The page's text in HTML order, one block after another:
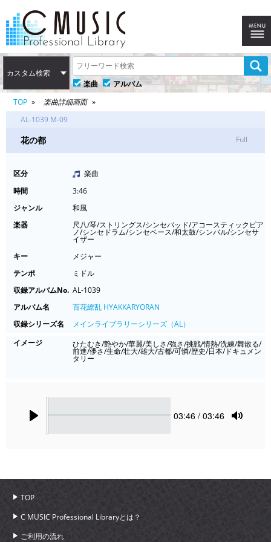
カスタム検索
楽曲
アルバム
TOP
楽曲詳細画面
AL-1039 M-09
花の都 Full
区分
楽曲
時間
3:46
ジャンル
和風
楽器
尺八/琴/ストリングス/シンセパッド/アコースティックピア
ノ/シンセドラム/シンセベース/和太鼓/シンバル/シンセサ
イザー
キー
メジャー
テンポ
ミドル
収録アルバムNo. AL-1039
アルバム名
百花繚乱 HYAKKARYORAN
収録シリーズ名
メインライブラリーシリーズ（AL）
イメージ
ひたむき/艶やか/華麗/美しさ/強さ/挑戦/情熱/洗練/舞散る/
前進/儚さ/生命/壮大/雄大/古都/可憐/歴史/日本/ドキュメン
タリー
Current
03:46 / 03:46
TOP
C MUSIC Professional Libraryとは？
ご利用の流れ